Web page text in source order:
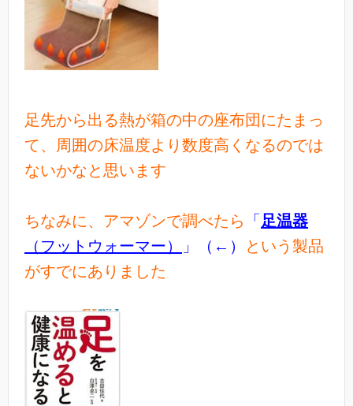
足先から出る熱が箱の中の座布団にたまっ
て、周囲の床温度より数度高くなるのでは
ないかなと思います
ちなみに、アマゾンで調べたら 「足温器
（フットウォーマー）
」（←）
という製品
がすでにありました